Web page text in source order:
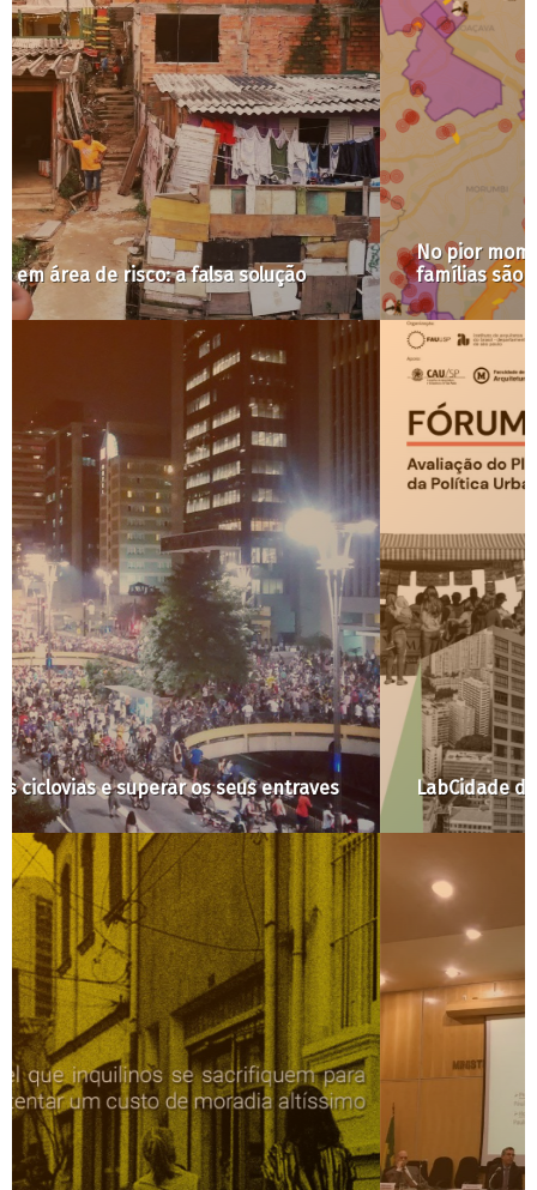
No pior momento da pandemia, mais de 350
famílias são removidas em SP
LabCidade discute Plano Diretor no Fórum SP 21